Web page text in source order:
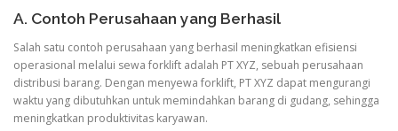
A. Contoh Perusahaan yang Berhasil
Salah satu contoh perusahaan yang berhasil meningkatkan efisiensi
operasional melalui sewa forklift adalah PT XYZ, sebuah perusahaan
distribusi barang. Dengan menyewa forklift, PT XYZ dapat mengurangi
waktu yang dibutuhkan untuk memindahkan barang di gudang, sehingga
meningkatkan produktivitas karyawan.